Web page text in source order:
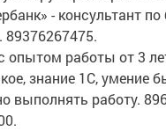
- консультант
89376267475.
опытом работы от 3
знание 1С, умение
выполнять работу.